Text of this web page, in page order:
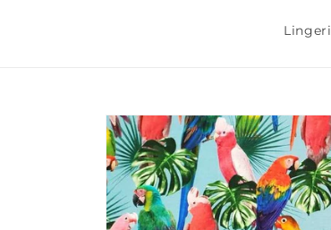
Ga direct naar productinformatie